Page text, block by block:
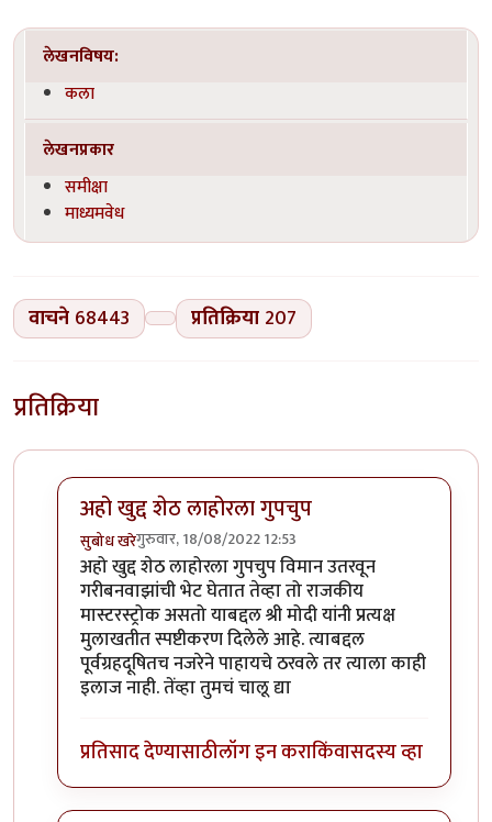
लेखनविषय:
कला
लेखनप्रकार
समीक्षा
माध्यमवेध
वाचने 68443 प्रतिक्रिया 207
प्रतिक्रिया
अहो खुद्द शेठ लाहोरला गुपचुप
सुबोध खरेगुरुवार, 18/08/2022 12:53
In reply toअहो खुद्द शेठ लाहोरला गुपचुपby
अहो खुद्द शेठ लाहोरला गुपचुप विमान उतरवून
गरीबनवाझांची भेट घेतात तेव्हा तो राजकीय
मास्टरस्ट्रोक असतो याबद्दल श्री मोदी यांनी प्रत्यक्ष
मुलाखतीत स्पष्टीकरण दिलेले आहे. त्याबद्दल
पूर्वग्रहदूषितच नजरेने पाहायचे ठरवले तर त्याला काही
इलाज नाही. तेंव्हा तुमचं चालू द्या
प्रतिसाद देण्यासाठीलॉग इन कराकिंवासदस्य व्हा